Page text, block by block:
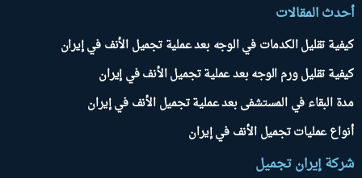
المقالات
تقليل الكدمات في الوجه بعد عملية تجميل الأنف في إيران
تقليل ورم الوجه بعد عملية تجميل الأنف في إيران
البقاء في المستشفى بعد عملية تجميل الأنف في إيران
عمليات تجميل الأنف في إيران
إيران تجميل